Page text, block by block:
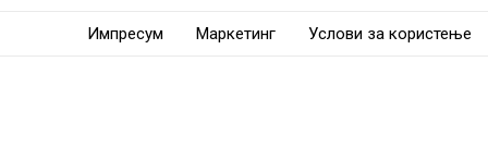
Импресум Маркетинг Услови за користење